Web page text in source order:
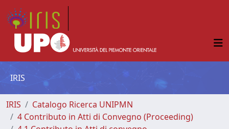
IRIS
IRIS
Catalogo Ricerca UNIPMN
4 Contributo in Atti di Convegno (Proceeding)